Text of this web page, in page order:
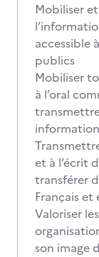
Mobiliser
accessible
publics
Mobiliser
à l’oral
et à l’écrit
transférer
Français et
Valoriser
son image